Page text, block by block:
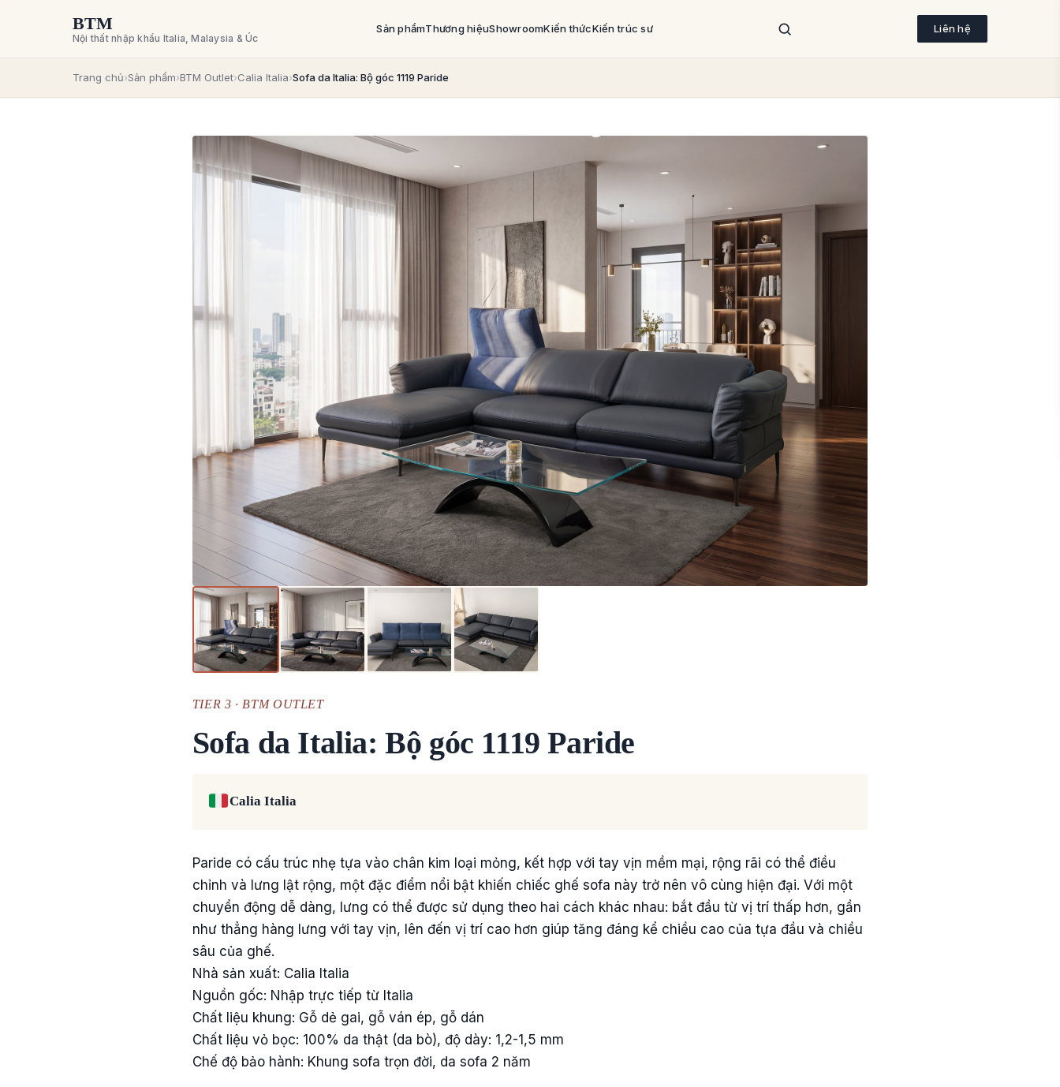
BTM
Nội thất nhập khẩu Italia, Malaysia & Úc
Sản phẩmThương hiệuShowroomKiến thứcKiến trúc sư Liên hệ
Trang chủ›Sản phẩm›BTM Outlet›Calia Italia›Sofa da Italia: Bộ góc 1119 Paride
TIER 3 · BTM OUTLET
Sofa da Italia: Bộ góc 1119 Paride
Calia Italia
Paride có cấu trúc nhẹ tựa vào chân kim loại mỏng, kết hợp với tay vịn mềm mại, rộng rãi có thể điều
chỉnh và lưng lật rộng, một đặc điểm nổi bật khiến chiếc ghế sofa này trở nên vô cùng hiện đại. Với một
chuyển động dễ dàng, lưng có thể được sử dụng theo hai cách khác nhau: bắt đầu từ vị trí thấp hơn, gần
như thẳng hàng lưng với tay vịn, lên đến vị trí cao hơn giúp tăng đáng kể chiều cao của tựa đầu và chiều
sâu của ghế.
Nhà sản xuất: Calia Italia
Nguồn gốc: Nhập trực tiếp từ Italia
Chất liệu khung: Gỗ dẻ gai, gỗ ván ép, gỗ dán
Chất liệu vỏ bọc: 100% da thật (da bò), độ dày: 1,2-1,5 mm
Chế độ bảo hành: Khung sofa trọn đời, da sofa 2 năm